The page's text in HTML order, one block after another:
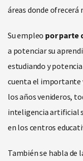
áreas donde ofrecerá
Su empleo por parte
a potenciar su
estudiando y
cuenta el importante
los años venideros,
inteligencia artificial
en los centros
También se habla de